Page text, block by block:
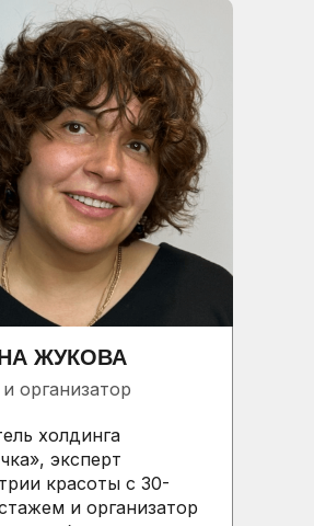
холдинга
эксперт
красоты с 30-
и организатор
организатор
ЖУКОВА